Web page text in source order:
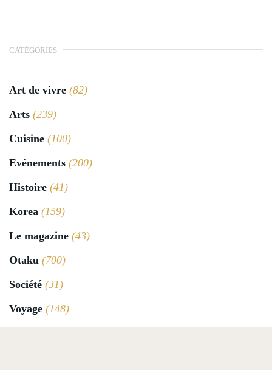
CATÉGORIES
Art de vivre (82)
Arts (239)
Cuisine (100)
Evénements (200)
Histoire (41)
Korea (159)
Le magazine (43)
Otaku (700)
Société (31)
Voyage (148)